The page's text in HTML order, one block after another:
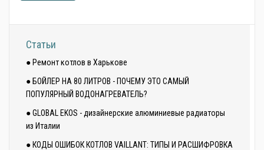
Статьи
● Ремонт котлов в Харькове
● БОЙЛЕР НА 80 ЛИТРОВ - ПОЧЕМУ ЭТО САМЫЙ
ПОПУЛЯРНЫЙ ВОДОНАГРЕВАТЕЛЬ?
● GLOBAL EKOS - дизайнерские алюминиевые радиаторы
из Италии
● КОДЫ ОШИБОК КОТЛОВ VAILLANT: ТИПЫ И РАСШИФРОВКА